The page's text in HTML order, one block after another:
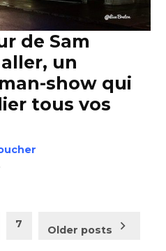
de Sam
un
show qui
tous vos
7 Older posts